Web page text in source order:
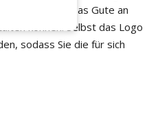
Rolle setzen. Das Gute an
können. Selbst das Logo
sodass Sie die für sich